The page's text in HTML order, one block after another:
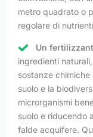
metro quadrato o
regolare di
Un
ingredienti
sostanze
suolo e la
microrganismi
suolo e riducendo
falde acquifere.